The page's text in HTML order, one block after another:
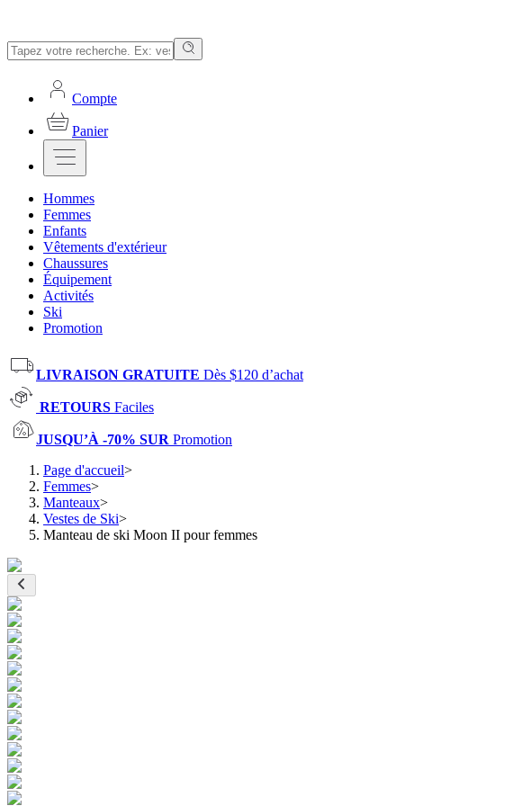
Compte
Panier
Hommes
Femmes
Enfants
Vêtements d'extérieur
Chaussures
Équipement
Activités
Ski
Promotion
LIVRAISON GRATUITE Dès $120 d’achat
RETOURS Faciles
JUSQU’À -70% SUR Promotion
Page d'accueil>
Femmes>
Manteaux>
Vestes de Ski>
Manteau de ski Moon II pour femmes